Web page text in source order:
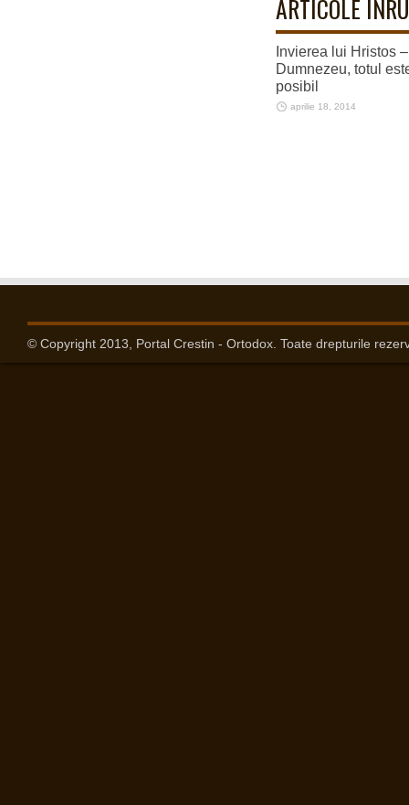
ARTICOLE
Invierea lui Hristos
Dumnezeu, totul
posibil
aprilie 18, 2014
© Copyright 2013, Portal Crestin - Ortodox. Toate drepturile